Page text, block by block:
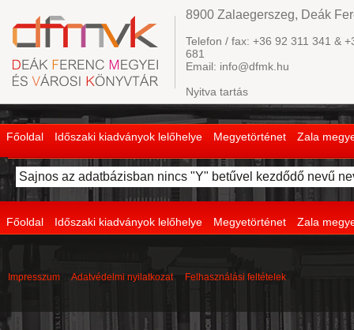
Főoldal Időszaki kiadványok lelőhelye Megyetörténet Zala
8900 Zalaegerszeg, Deák
Telefon / fax: +36 92 311 341 &
681
Email: info@dfmk.hu
Nyitva tartás
Sajnos az adatbázisban nincs "Y" betűvel kezdődő nevű
Főoldal Időszaki kiadványok lelőhelye Megyetörténet Zala
Impresszum Adatvédelmi nyilatkozat Felhasználási feltételek